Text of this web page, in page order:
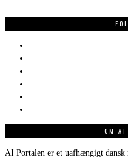
OM AI
AI Portalen er et uafhængigt